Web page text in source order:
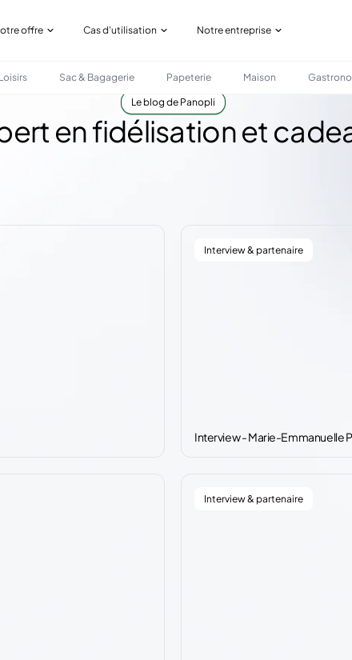
offre Cas d'utilisation Notre entreprise
Sac & Bagagerie Papeterie Maison
Le blog de Panopli
en fidélisation et
Interview & partenaire
Interview - Marie-Emmanuelle
Interview & partenaire